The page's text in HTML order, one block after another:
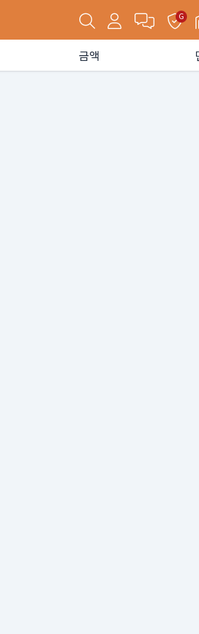
G
금액